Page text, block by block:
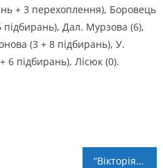
+ 3 перехоплення), Боровець
підбирань), Дал. Мурзова (6),
(3 + 8 підбирань), У.
6 підбирань), Лісюк (0).
“Вікторія” – “Прикарпаття-ЗСУ” – 0:1. Огляд матчу